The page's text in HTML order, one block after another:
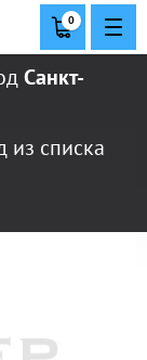
Санкт-
из списка
0